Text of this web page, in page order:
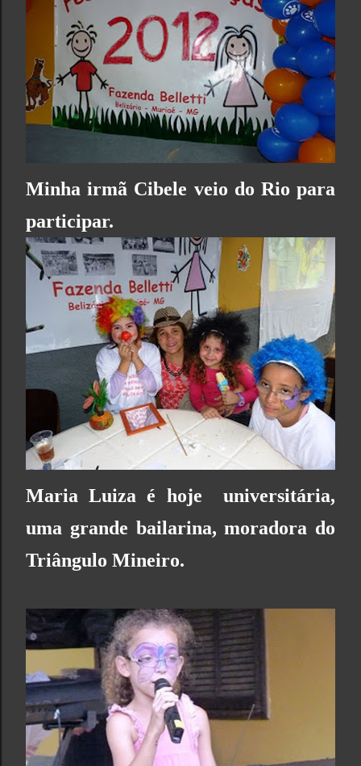
Minha irmã Cibele veio do Rio para
participar.
Maria Luiza é hoje universitária,
uma grande bailarina, moradora do
Triângulo Mineiro.